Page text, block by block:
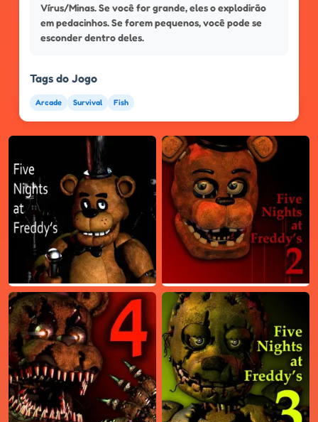
Vírus/Minas. Se você for grande, eles o explodirão
em pedacinhos. Se forem pequenos, você pode se
esconder dentro deles.
Tags do Jogo
Arcade Survival Fish